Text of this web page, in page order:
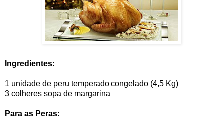
Ingredientes:
1 unidade de peru temperado congelado (4,5 Kg)
3 colheres sopa de margarina
Para as Peras: